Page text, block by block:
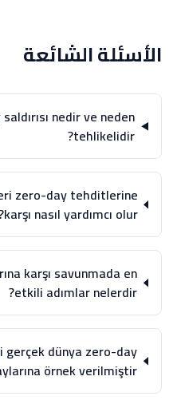
الأسئلة الشائعة
nedir ve neden
tehlikelidir?
zero-day tehditlerine
karşı nasıl yardımcı olur?
karşı savunmada en
etkili adımlar nelerdir?
gerçek dünya zero-day
örnek verilmiştir?